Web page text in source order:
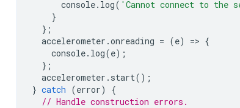
console. log( 'Cannot connect to the
}
};
accelerometer .onreading = (e) => {
console. log(e);
};
accelerometer . start();
} catch (error)
{
// Handle construction errors.